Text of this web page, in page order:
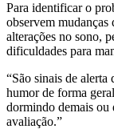
Para identificar o
observem mudanças
alterações no sono,
dificuldades para
“São sinais de alerta
humor de forma
dormindo demais ou
avaliação.”